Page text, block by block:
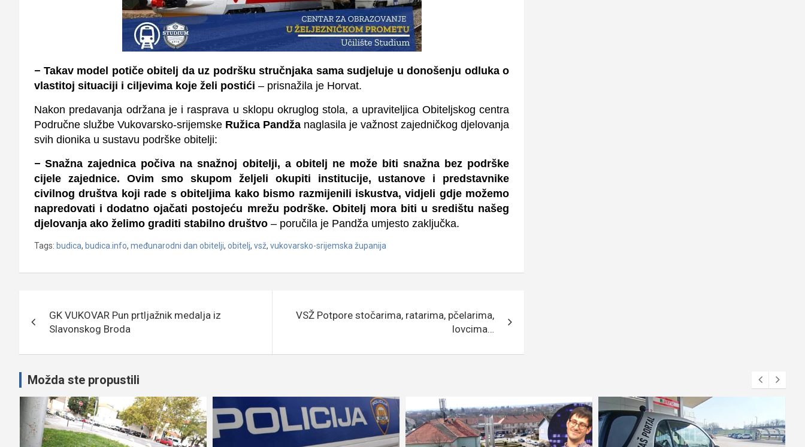
– Takav model potiče obitelj da uz podršku stručnjaka sama sudjeluje u donošenju odluka o
vlastitoj situaciji i ciljevima koje želi postići – prisnažila je Horvat.
Nakon predavanja održana je i rasprava u sklopu okruglog stola, a upraviteljica Obiteljskog centra
Područne službe Vukovarsko-srijemske Ružica Pandža naglasila je važnost zajedničkog djelovanja
svih dionika u sustavu podrške obitelji:
–Snažna zajednica počiva na snažnoj obitelji, a obitelj ne može biti snažna bez podrške
cijele zajednice. Ovim smo skupom željeli okupiti institucije, ustanove i predstavnike
civilnog društva koji rade s obiteljima kako bismo razmijenili iskustva, vidjeli gdje možemo
napredovati i dodatno ojačati postojeću mrežu podrške. Obitelj mora biti u središtu našeg
djelovanja ako želimo graditi stabilno društvo – poručila je Pandža umjesto zaključka.
Tags: budica, budica.info, međunarodni dan obitelji, obitelj, vsž, vukovarsko-srijemska županija
objava
GK VUKOVAR Pun prtljažnik medalja iz
Slavonskog Broda
VSŽ Potpore stočarima, ratarima, pčelarima,
lovcima…
Možda ste propustili